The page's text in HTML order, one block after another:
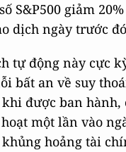
S&P500 giảm
dịch ngày trước
tự động này cực
bất an về suy
được ban hành,
một lần vào
hoảng tài